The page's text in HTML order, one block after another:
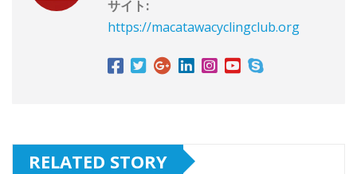
サイト:
https://macatawacyclingclub.org
RELATED STORY